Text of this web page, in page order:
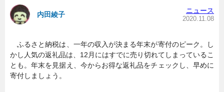
企業インタビュー 専門家インタビュー
副業 ニュース
内田綾子 ニュース
2020.11.08
ふるさと納税は、一年の収入が決まる年末が寄付のピーク。し
かし人気の返礼品は、12月にはすでに売り切れてしまっているこ
とも。年末を見据え、今からお得な返礼品をチェックし、早めに
寄付しましょう。